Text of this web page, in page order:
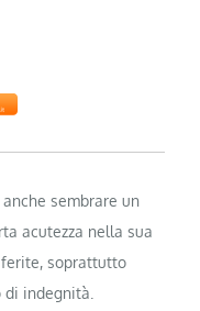
anche sembrare un
acutezza nella sua
soprattutto
indegnità.